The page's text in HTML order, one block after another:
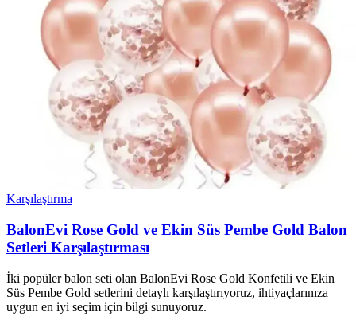
Karşılaştırma
BalonEvi Rose Gold ve Ekin Süs Pembe Gold Balon
Setleri Karşılaştırması
İki popüler balon seti olan BalonEvi Rose Gold Konfetili ve Ekin
Süs Pembe Gold setlerini detaylı karşılaştırıyoruz, ihtiyaçlarınıza
uygun en iyi seçim için bilgi sunuyoruz.